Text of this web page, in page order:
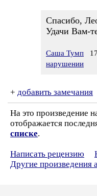
Спасибо,
Удачи Вам-
Саша Тумп
нарушении
+ добавить замечания
На это произведение
отображается
списке.
Написать рецензию
Другие произведения